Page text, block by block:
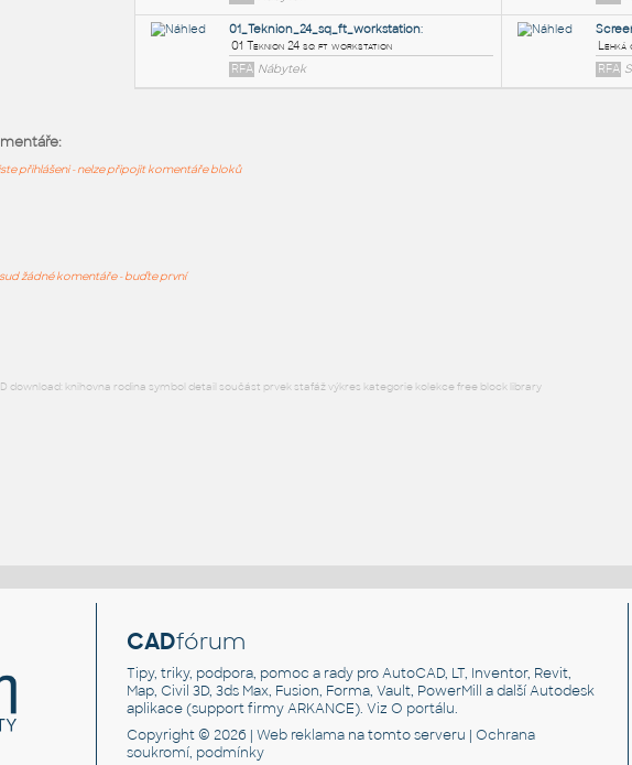
přihlášeni - nelze připojit komentáře bloků
žádné komentáře - buďte první
download: knihovna rodina symbol detail součást prvek stafáž výkres kategorie kolekce free block library
CADfórum
Tipy, triky, podpora, pomoc a rady pro AutoCAD, LT, Inventor, Revit,
Map, Civil 3D, 3ds Max, Fusion, Forma, Vault, PowerMill a další Autodesk
aplikace (support firmy ARKANCE). VizO portálu.
Copyright © 2026 |Web reklama na tomto serveru |Ochrana
soukromí, podmínky